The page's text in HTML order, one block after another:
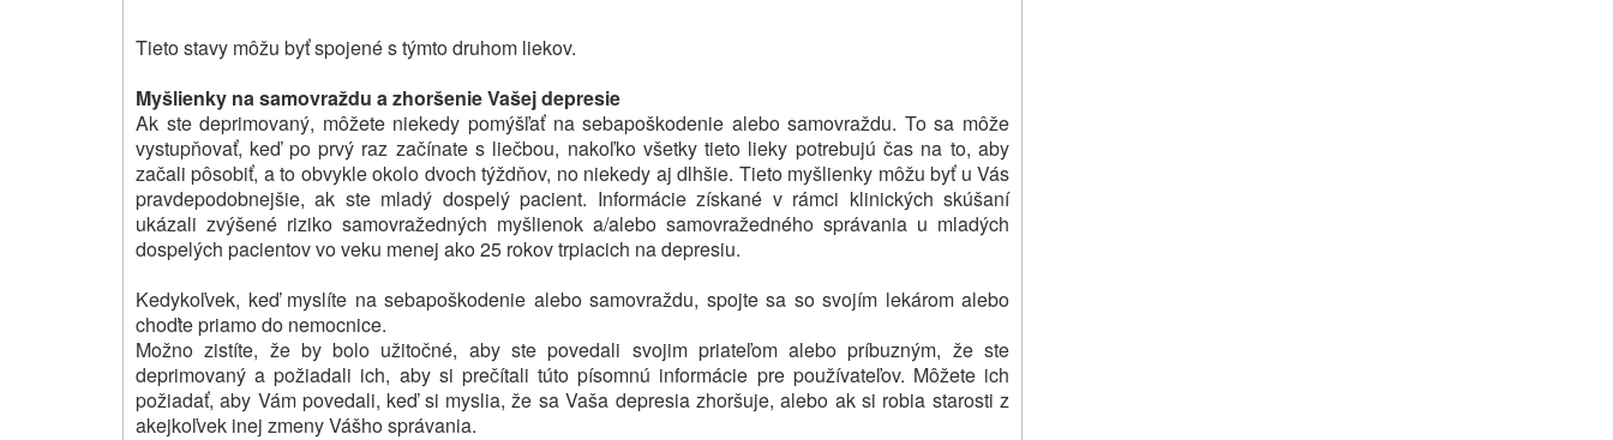
Tieto stavy môžu byť spojené s týmto druhom liekov.
Myšlienky na samovraždu a zhoršenie Vašej depresie
Ak ste deprimovaný, môžete niekedy pomýšľať na sebapoškodenie alebo samovraždu. To sa môže
vystupňovať, keď po prvý raz začínate s liečbou, nakoľko všetky tieto lieky potrebujú čas na to, aby
začali pôsobiť, a to obvykle okolo dvoch týždňov, no niekedy aj dlhšie. Tieto myšlienky môžu byť u Vás
pravdepodobnejšie, ak ste mladý dospelý pacient. Informácie získané v rámci klinických skúšaní
ukázali zvýšené riziko samovražedných myšlienok a/alebo samovražedného správania u mladých
dospelých pacientov vo veku menej ako 25 rokov trpiacich na depresiu.
Kedykoľvek, keď myslíte na sebapoškodenie alebo samovraždu, spojte sa so svojím lekárom alebo
choďte priamo do nemocnice.
Možno zistíte, že by bolo užitočné, aby ste povedali svojim priateľom alebo príbuzným, že ste
deprimovaný a požiadali ich, aby si prečítali túto písomnú informácie pre používateľov. Môžete ich
požiadať, aby Vám povedali, keď si myslia, že sa Vaša depresia zhoršuje, alebo ak si robia starosti z
akejkoľvek inej zmeny Vášho správania.